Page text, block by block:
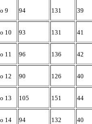
9 94 131 39
10 93 131 41
11 96 136 42
12 90 126 40
13 105 151 44
14 94 132 40